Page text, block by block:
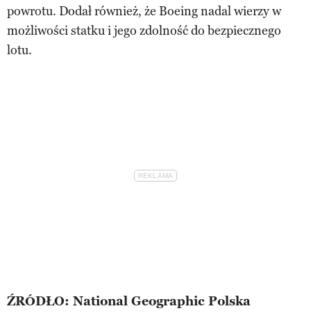
powrotu. Dodał również, że Boeing nadal wierzy w
możliwości statku i jego zdolność do bezpiecznego
lotu.
ŹRÓDŁO: National Geographic Polska